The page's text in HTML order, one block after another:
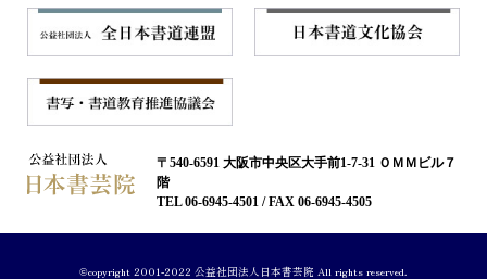
〒540-6591 大阪市中央区大手前1-7-31 ＯＭＭビル７
階
TEL 06-6945-4501 / FAX 06-6945-4505
©copyright 2001-2022 公益社団法人日本書芸院 All rights reserved.